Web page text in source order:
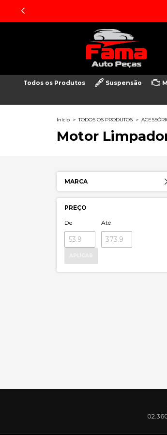
Todos os Produtos Suspensão
Início > TODOS OS PRODUTOS >
Motor
MARCA
PREÇO
De Até